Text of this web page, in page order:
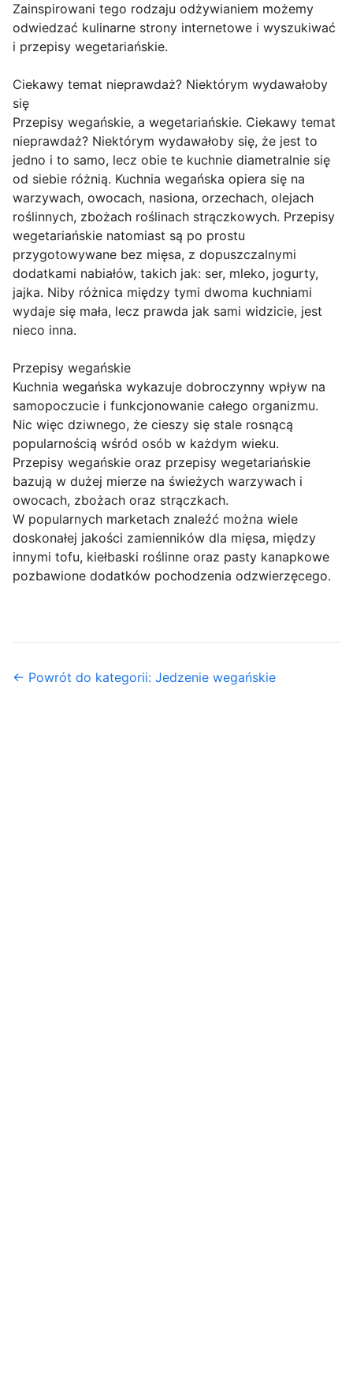
Zainspirowani tego rodzaju odżywianiem możemy
odwiedzać kulinarne strony internetowe i wyszukiwać
i przepisy wegetariańskie.
Ciekawy temat nieprawdaż? Niektórym wydawałoby
się
Przepisy wegańskie, a wegetariańskie. Ciekawy temat
nieprawdaż? Niektórym wydawałoby się, że jest to
jedno i to samo, lecz obie te kuchnie diametralnie się
od siebie różnią. Kuchnia wegańska opiera się na
warzywach, owocach, nasiona, orzechach, olejach
roślinnych, zbożach roślinach strączkowych. Przepisy
wegetariańskie natomiast są po prostu
przygotowywane bez mięsa, z dopuszczalnymi
dodatkami nabiałów, takich jak: ser, mleko, jogurty,
jajka. Niby różnica między tymi dwoma kuchniami
wydaje się mała, lecz prawda jak sami widzicie, jest
nieco inna.
Przepisy wegańskie
Kuchnia wegańska wykazuje dobroczynny wpływ na
samopoczucie i funkcjonowanie całego organizmu.
Nic więc dziwnego, że cieszy się stale rosnącą
popularnością wśród osób w każdym wieku.
Przepisy wegańskie oraz przepisy wegetariańskie
bazują w dużej mierze na świeżych warzywach i
owocach, zbożach oraz strączkach.
W popularnych marketach znaleźć można wiele
doskonałej jakości zamienników dla mięsa, między
innymi tofu, kiełbaski roślinne oraz pasty kanapkowe
pozbawione dodatków pochodzenia odzwierzęcego.
← Powrót do kategorii: Jedzenie wegańskie